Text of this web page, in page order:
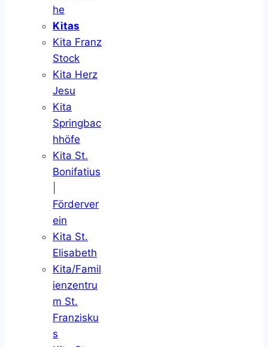
he
Kitas
Kita Franz
Stock
Kita Herz
Jesu
Kita
Springbac
hhöfe
Kita St.
Bonifatius
Förderver
ein
Kita St.
Elisabeth
Kita/Famil
ienzentru
m St.
Franzisku
s